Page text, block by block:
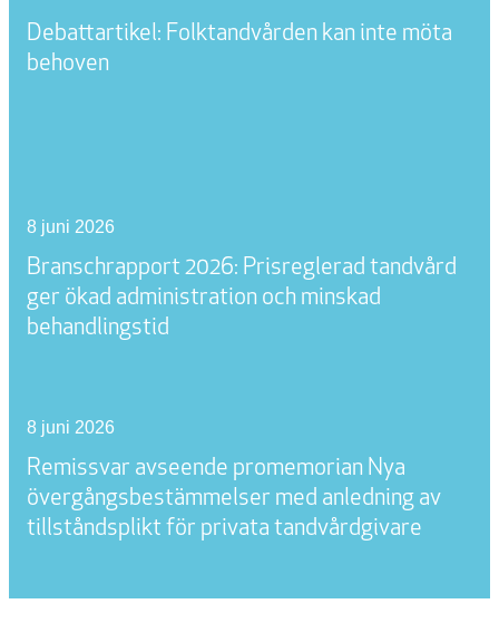
Debattartikel: Folktandvården kan inte möta
behoven
8 juni 2026
Branschrapport 2026: Prisreglerad tandvård
ger ökad administration och minskad
behandlingstid
8 juni 2026
Remissvar avseende promemorian Nya
övergångsbestämmelser med anledning av
tillståndsplikt för privata tandvårdgivare